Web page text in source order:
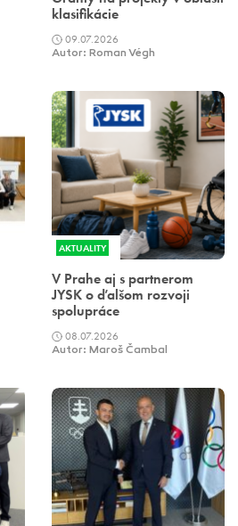
klasifikácie
09.07.2026
Autor: Roman Végh
AKTUALITY
V Prahe aj s partnerom
JYSK o ďalšom rozvoji
spolupráce
08.07.2026
Autor: Maroš Čambal